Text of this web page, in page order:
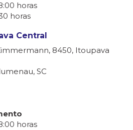
horas
horas
Central
8450, Itoupava
SC
horas